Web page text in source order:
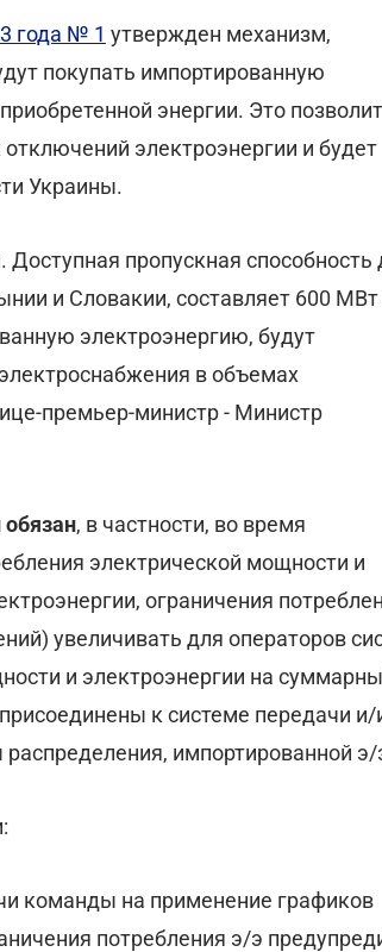
года № 1 утвержден механизм,
покупать импортированную
энергии. Это позволит
электроэнергии и будет
Украины.
пропускная способность
и Словакии, составляет 600 МВт
электроэнергию, будут
в объемах
премьер-министр - Министр
, в частности, во время
электрической мощности и
ограничения
увеличивать для операторов
и электроэнергии на
к системе передачи и/
импортированной э/
команды на применение графиков
потребления э/э